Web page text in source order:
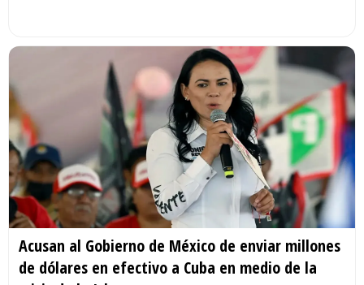
Acusan al Gobierno de México de enviar millones
de dólares en efectivo a Cuba en medio de la